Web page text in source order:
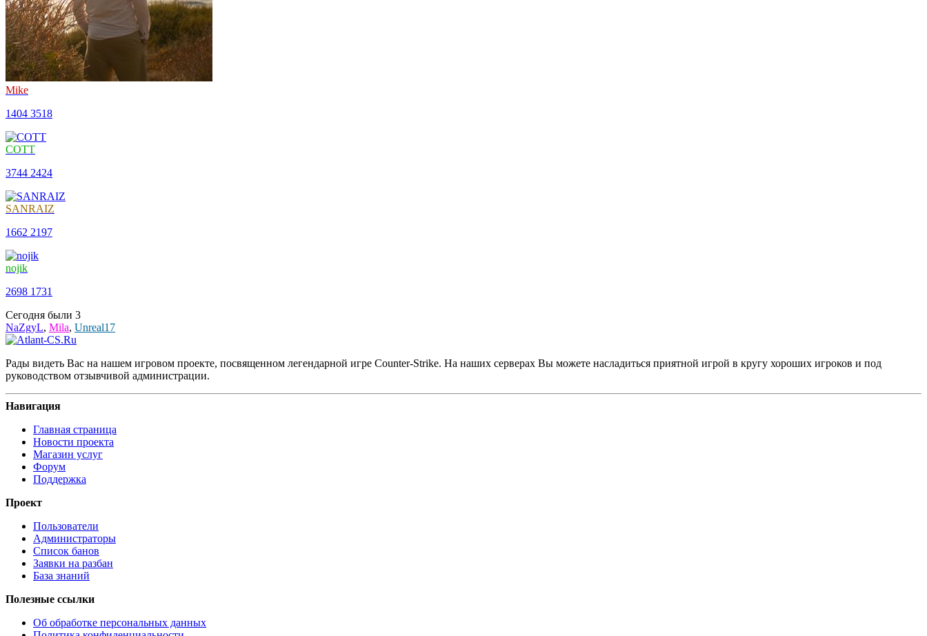
Mike
1404 3518
COTT
3744 2424
SANRAIZ
1662 2197
nojik
2698 1731
Сегодня были 3
NaZgyL, Mila, Unreal17
Рады видеть Вас на нашем игровом проекте, посвященном легендарной игре Counter-Strike. На наших серверах Вы можете насладиться приятной игрой в кругу хороших игроков и под
руководством отзывчивой администрации.
Навигация
Главная страница
Новости проекта
Магазин услуг
Форум
Поддержка
Проект
Пользователи
Администраторы
Список банов
Заявки на разбан
База знаний
Полезные ссылки
Об обработке персональных данных